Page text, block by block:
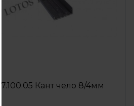
27.100.05 Кант чело 8/4мм